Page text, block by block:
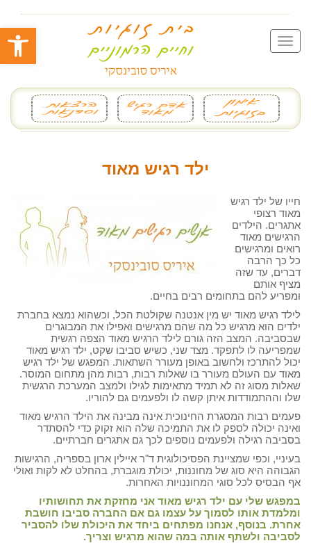
פתח
ילד רגיש מאוד
חייו של ילד רגיש
מאוד רצופי
אתגרים. הילדים
הרגישים מאוד
רואים ומרגישים
כל כך הרבה
דברים, עד שזה
מציף אותם
ומפריע להם בתחומים רבים בחיים.
לילד רגיש מאוד יש מין אנטנה שקולטת הכל, וכשהוא נמצא בחברת
ילדים הוא מרגיש כל מה שהם מרגישים ואפילו את המבוגרים
שבסביבה. המצב הזה גורם לילד הרגיש מאוד הצפה רגשית
שמפריעה לו לתפקד. מצד שני, כשיש סביבו שקט, ילד רגיש מאוד
יכול להתרכז ולחשוב באופן מעורר השתאות. המפגש של ילד רגיש
מאוד עם העולם מעורר בו שאלות רבות, רבות מהן מתחום המוסר.
שאלות מסוג זה לא תמיד מתאימות לגילו ולמצב המערכת הרגשית
שלו וההתמודדות איתן קשה לו ולפעמים גם להוריו.
פעמים רבות המסגרת החינוכית אינה מבינה את הילד הרגיש מאוד
ואינה יכולה לספק לו את התמיכה שלה הוא זקוק כדי להסתדר
בסביבה רגילה ולפעמים נוספים לכך גם אתגרים חברתיים.
בעיניי, וכפי שמציינת הפסיכולוגית ד"ר איילין ארון בספריה, הרגישות
הגבוהה היא סוג של מחוננות, יכולת מוגברת, בהחלט לא לקות ואולי
אף הבסיס לכל סוגי המחוננויות האחרות.
במפגש שלי עם ילד רגיש מאוד אני מחזקת את תחושותיו
ומלמדת אותו לסמוך על עצמו גם אם החברה סביבו חושבת
אחרת. בנוסף, אנחנו מפתחים ביחד את היכולת שלו להסביר
לסביבה ולשתף אותה במה שהוא מרגיש וצריך.